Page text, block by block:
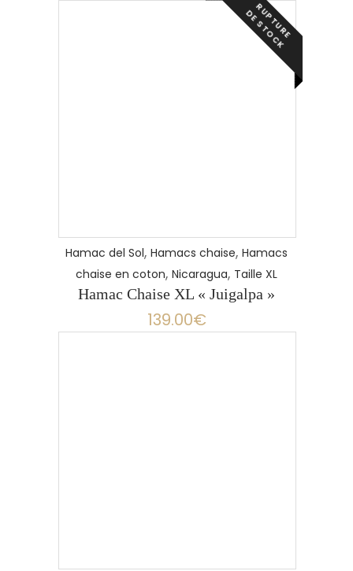
R
U
P
T
U
R
E
D
E
S
T
O
C
K
Hamac del Sol, Hamacs chaise, Hamacs
chaise en coton, Nicaragua, Taille XL
Hamac Chaise XL « Juigalpa »
139.00€